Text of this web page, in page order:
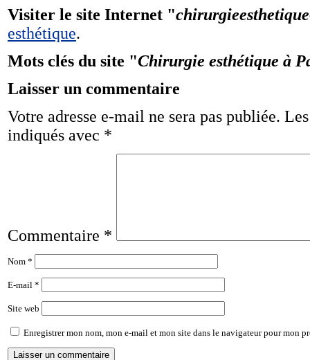
Visiter le site Internet "
esthétique.
Mots clés du site "Chirurgie esthétique à
Laisser un commentaire
Votre adresse e-mail ne sera pas publiée.
indiqués avec *
Commentaire *
Nom *
E-mail *
Site web
Enregistrer mon nom, mon e-mail et mon site dans le navigateur pour mon